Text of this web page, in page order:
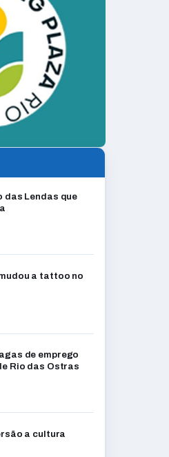
das Lendas que
a tattoo no
de emprego
Rio das Ostras
a cultura